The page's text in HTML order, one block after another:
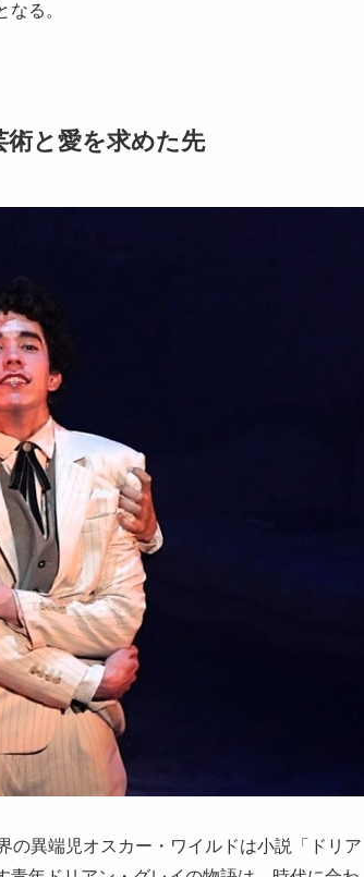
る。
術と愛を求めた先
の異端児オスカー・ワイルドは小説「ドリア